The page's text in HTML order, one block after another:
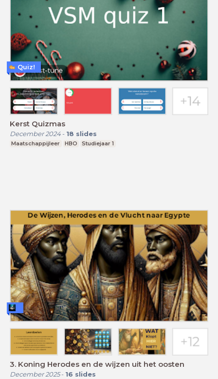
Kerst Quizmas
December 2024- 18 slides
Maatschappijleer HBO Studiejaar 1
Quiz!
3. Koning Herodes en de wijzen uit het oosten
December 2025- 16 slides